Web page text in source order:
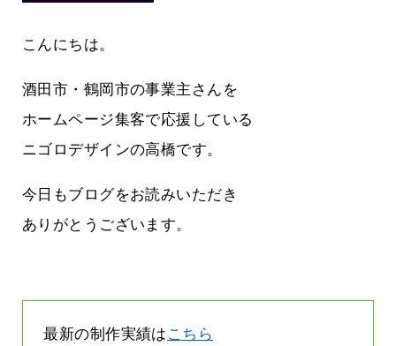
こんにちは。
酒田市・鶴岡市の事業主さんを
ホームページ集客で応援している
ニゴロデザインの高橋です。
今日もブログをお読みいただき
ありがとうございます。
最新の制作実績は こちら
信を持
んです
ニゴロ通信８月号が届きました！まも
なくまちがい探しが変わります
2026.07.27